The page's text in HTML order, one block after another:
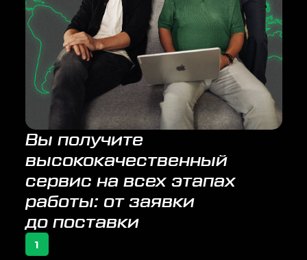
Вы получите
высококачественный
сервис на всех этапах
работы: от заявки
до поставки
1